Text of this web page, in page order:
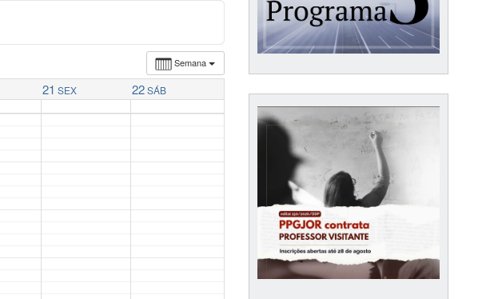
Semana
21 SEX 22 SÁB